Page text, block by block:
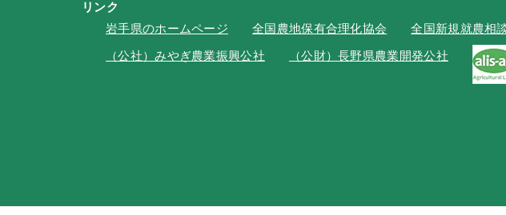
リンク
岩手県のホームページ
全国農地保有合理化協会 全国新規就農相
（公社）みやぎ農業振興公社 （公財）長野県農業開発公社